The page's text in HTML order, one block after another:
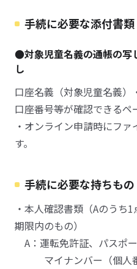
手続に必要な添付書類
●対象児童名義の通帳の写
し
口座名義（対象児童名義）
口座番号等が確認できるペ
・オンライン申請時にフ
す。
手続に必要な持ちもの
・本人確認書類（Aのうち
期限内のもの）
A：運転免許証、パスポー
マイナンバー（個人番